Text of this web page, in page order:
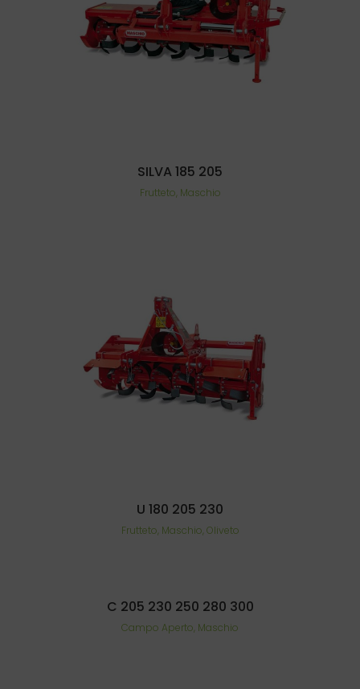
SILVA 185 205
Frutteto, Maschio
U 180 205 230
Frutteto, Maschio, Oliveto
C 205 230 250 280 300
Campo Aperto, Maschio